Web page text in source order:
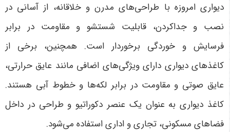
دیواری امروزه با طراحی‌های مدرن و خلاقانه، از آسانی در
نصب و جداکردن، قابلیت شستشو و مقاومت در برابر
فرسایش و خوردگی برخوردار است. همچنین، برخی از
کاغذهای دیواری دارای ویژگی‌های اضافی مانند عایق حرارتی،
عایق صوتی و مقاومت در برابر لکه‌ها و خطوط آبی هستند.
کاغذ دیواری به عنوان یک عنصر دکوراتیو و طراحی در داخل
فضاهای مسکونی، تجاری و اداری استفاده می‌شود.